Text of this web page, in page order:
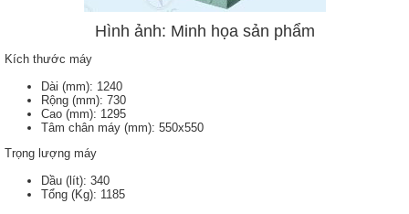
Hình ảnh: Minh họa sản phẩm
Kích thước máy
Dài (mm): 1240
Rộng (mm): 730
Cao (mm): 1295
Tâm chân máy (mm): 550x550
Trọng lượng máy
Dầu (lít): 340
Tổng (Kg): 1185